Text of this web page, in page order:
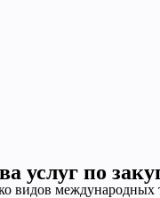
услуг по
видов международных